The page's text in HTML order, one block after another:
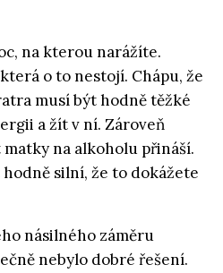
na kterou narážíte.
o to nestojí. Chápu, že
musí být hodně těžké
a žít v ní. Zároveň
matky na alkoholu přináší.
silní, že to dokážete
násilného záměru
nebylo dobré řešení.